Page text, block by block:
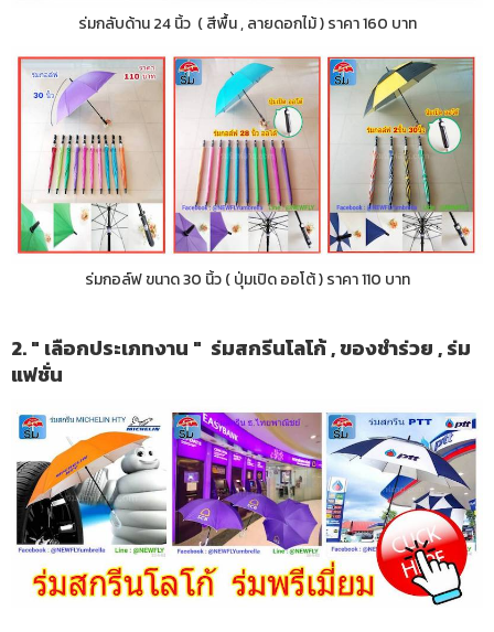
ร่มกลับด้าน 24 นิ้ว ( สีพื้น , ลายดอกไม้ ) ราคา 160 บาท
ร่มกอล์ฟ ขนาด 30 นิ้ว ( ปุ่มเปิด ออโต้ ) ราคา 110 บาท
2. " เลือกประเภทงาน " ร่มสกรีนโลโก้ , ของชำร่วย , ร่ม
แฟชั่น